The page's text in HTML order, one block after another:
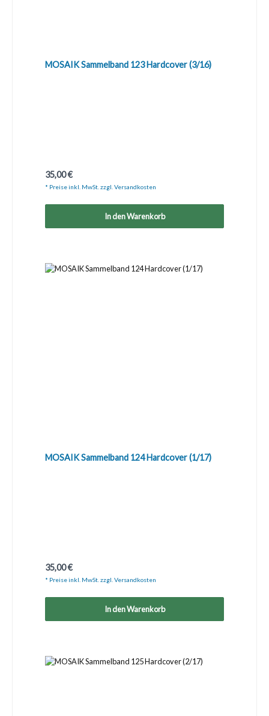
MOSAIK Sammelband 123 Hardcover (3/16)
Regulärer Preis:
35,00 €
* Preise inkl. MwSt. zzgl. Versandkosten
In den Warenkorb
MOSAIK Sammelband 124 Hardcover (1/17)
Regulärer Preis:
35,00 €
* Preise inkl. MwSt. zzgl. Versandkosten
In den Warenkorb